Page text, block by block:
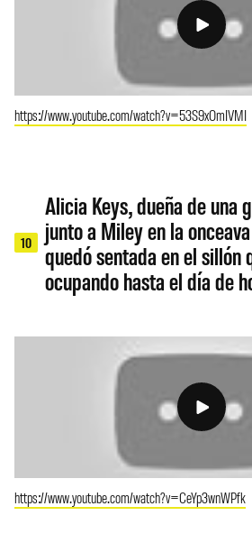
https://www.youtube.com/watch?v=53S9xOmIVMI
10
Alicia Keys, dueña de una
junto a Miley en la
quedó sentada en el sillón
ocupando hasta el día de
https://www.youtube.com/watch?v=CeYp3wnWPfk